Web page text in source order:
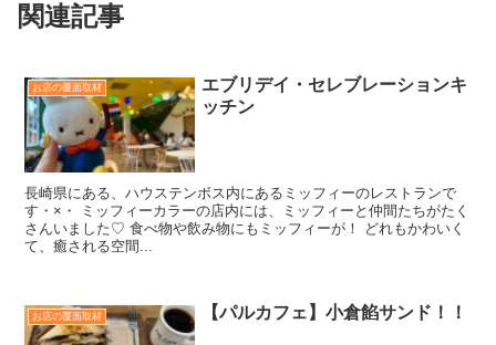
関連記事
お店の覆面取材
エブリデイ・セレブレーションキ
ッチン
長崎県にある、ハウステンボス内にあるミッフィーのレストランで
す・×・ ミッフィーカラーの店内には、ミッフィーと仲間たちがたく
さんいました♡ 食べ物や飲み物にもミッフィーが！ どれもかわいく
て、癒される空間...
お店の覆面取材 【パルカフェ】小倉餡サンド！！